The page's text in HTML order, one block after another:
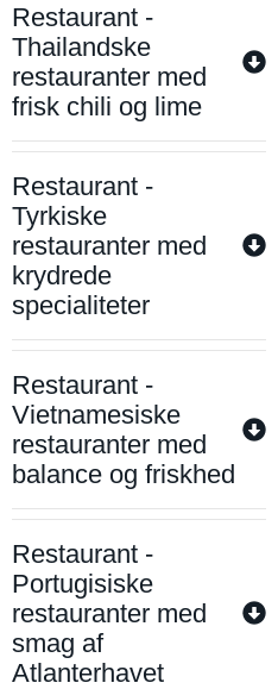
Restaurant -
Thailandske
restauranter med
frisk chili og lime
Restaurant -
Tyrkiske
restauranter med
krydrede
specialiteter
Restaurant -
Vietnamesiske
restauranter med
balance og friskhed
Restaurant -
Portugisiske
restauranter med
smag af
Atlanterhavet